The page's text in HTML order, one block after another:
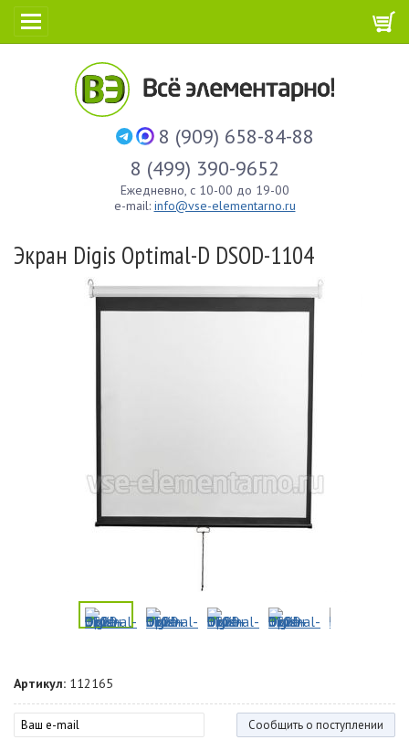
8 (909) 658-84-88
8 (499) 390-9652
Ежедневно, с 10-00 до 19-00
e-mail: info@vse-elementarno.ru
Экран Digis Optimal-D DSOD-1104
Артикул: 112165
Сообщить о поступлении